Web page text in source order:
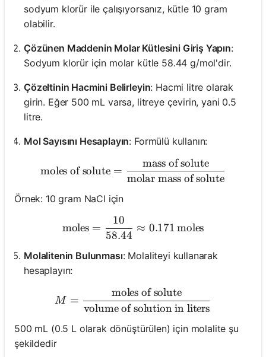
sodyum klorür ile çalışıyorsanız, kütle 10 gram
olabilir.
Çözünen Maddenin Molar Kütlesini Giriş Yapın:
Sodyum klorür için molar kütle 58.44 g/mol'dir.
Çözeltinin Hacmini Belirleyin: Hacmi litre olarak
girin. Eğer 500 mL varsa, litreye çevirin, yani 0.5
litre.
Mol Sayısını Hesaplayın: Formülü kullanın:
\text{moles of solute} =
moles of solute =
molar mass of solute
mass of solute
Örnek: 10 gram NaCl için
\text{moles} =
moles =
58.44
10
≈ 0.171 moles
Molalitenin Bulunması: Molaliteyi kullanarak
hesaplayın:
M = \frac{\text{moles of
M =
volume of solution in liters
moles of solute
500 mL (0.5 L olarak dönüştürülen) için molalite şu
şekildedir